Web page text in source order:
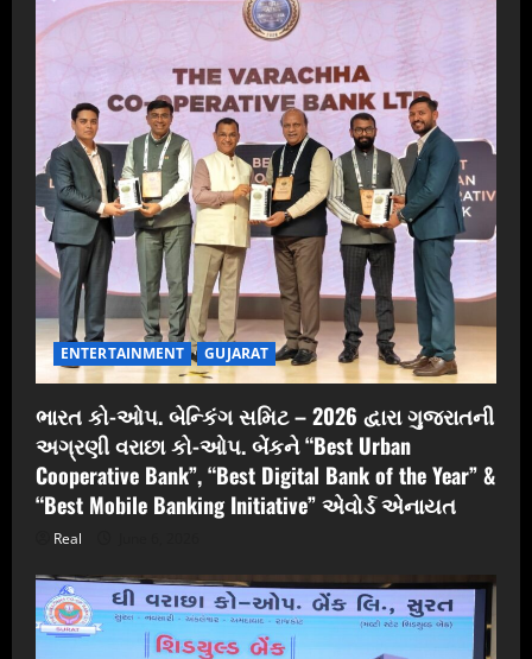
ENTERTAINMENT GUJARAT
ભારત કો-ઓપ. બેન્કિંગ સમિટ – 2026 દ્વારા ગુજરાતની
અગ્રણી વરાછા કો-ઓપ. બેંકને “Best Urban
Cooperative Bank”, “Best Digital Bank of the Year” &
“Best Mobile Banking Initiative” એવોર્ડ એનાયત
Real